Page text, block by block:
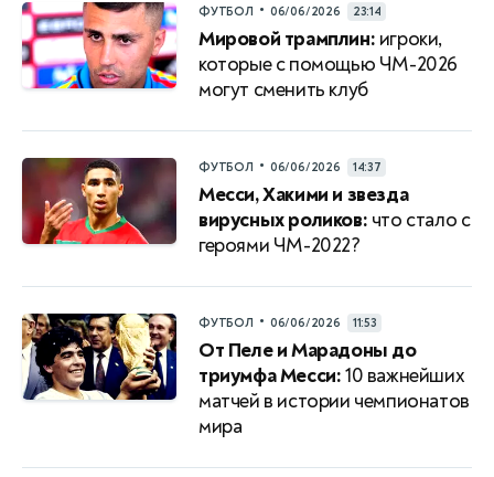
ФУТБОЛ • 06/06/2026 23:14
Мировой трамплин: игроки,
которые с помощью ЧМ-2026
могут сменить клуб
ФУТБОЛ • 06/06/2026 14:37
Месси, Хакими и звезда
вирусных роликов: что стало с
героями ЧМ-2022?
ФУТБОЛ • 06/06/2026 11:53
От Пеле и Марадоны до
триумфа Месси:10 важнейших
матчей в истории чемпионатов
мира